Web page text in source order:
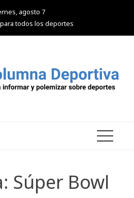
agosto 7
todos los deportes
Súper Bowl